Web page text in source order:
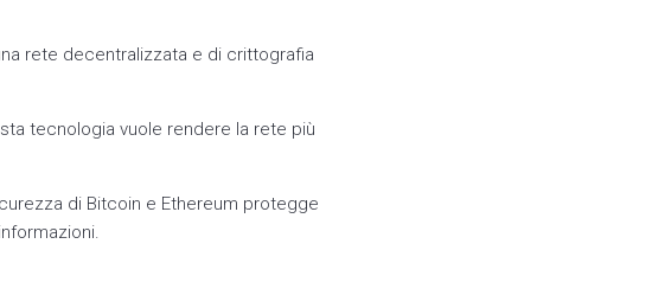
rete decentralizzata e di crittografia
tecnologia vuole rendere la rete più
di Bitcoin e Ethereum protegge